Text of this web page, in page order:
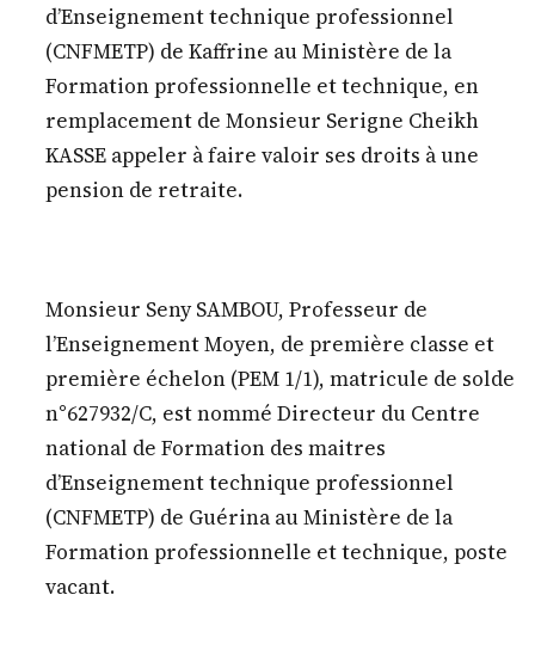
d’Enseignement technique professionnel
(CNFMETP) de Kaffrine au Ministère de la
Formation professionnelle et technique, en
remplacement de Monsieur Serigne Cheikh
KASSE appeler à faire valoir ses droits à une
pension de retraite.
Monsieur Seny SAMBOU, Professeur de
l’Enseignement Moyen, de première classe et
première échelon (PEM 1/1), matricule de solde
n°627932/C, est nommé Directeur du Centre
national de Formation des maitres
d’Enseignement technique professionnel
(CNFMETP) de Guérina au Ministère de la
Formation professionnelle et technique, poste
vacant.